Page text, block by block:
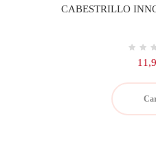
CABESTRILLO